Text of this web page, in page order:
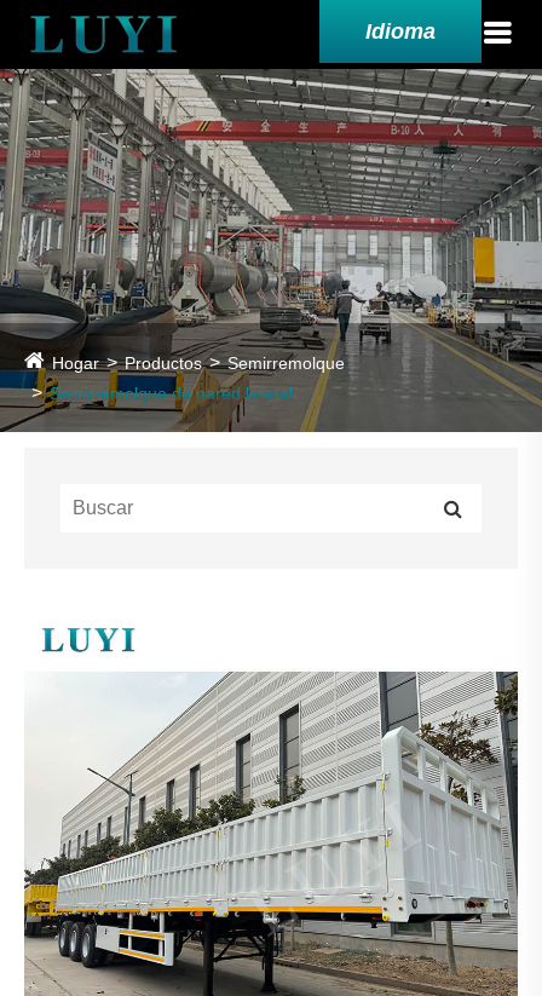
Idioma
Hogar Productos
Semirremolque
Semirremolque de pared lateral